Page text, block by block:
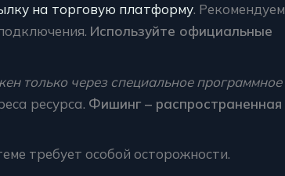
на торговую платформу. Рекомендуем
Используйте официальные
только через специальное программное
ресурса. Фишинг – распространенная
требует особой осторожности.